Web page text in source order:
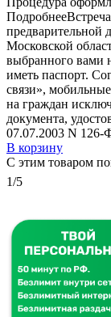
Подробнее
предварительной
Московской
выбранного вами
иметь паспорт.
связи»,
на граждан
документа,
07.07.2003 N 126-
В корзину
С этим товаром
1/5